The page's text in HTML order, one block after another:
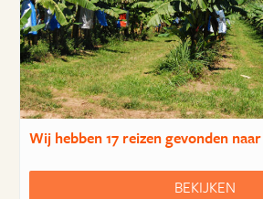
Wij hebben17 reizengevonden
BEKIJKEN